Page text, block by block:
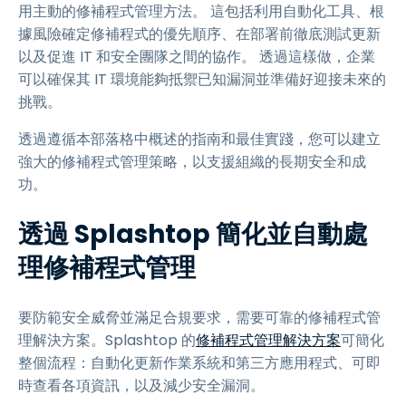
用主動的修補程式管理方法。 這包括利用自動化工具、根
據風險確定修補程式的優先順序、在部署前徹底測試更新
以及促進 IT 和安全團隊之間的協作。 透過這樣做，企業
可以確保其 IT 環境能夠抵禦已知漏洞並準備好迎接未來的
挑戰。
透過遵循本部落格中概述的指南和最佳實踐，您可以建立
強大的修補程式管理策略，以支援組織的長期安全和成
功。
透過 Splashtop 簡化並自動處
理修補程式管理
要防範安全威脅並滿足合規要求，需要可靠的修補程式管
理解決方案。Splashtop 的修補程式管理解決方案可簡化
整個流程：自動化更新作業系統和第三方應用程式、可即
時查看各項資訊，以及減少安全漏洞。